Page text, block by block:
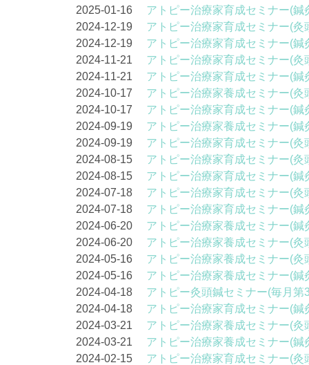
2025-01-16 アトピー治療家育成セミナー(鍼
2024-12-19 アトピー治療家育成セミナー(灸
2024-12-19 アトピー治療家育成セミナー(鍼
2024-11-21 アトピー治療家育成セミナー(灸
2024-11-21 アトピー治療家育成セミナー(鍼
2024-10-17 アトピー治療家養成セミナー(灸
2024-10-17 アトピー治療家育成セミナー(鍼
2024-09-19 アトピー治療家養成セミナー(鍼
2024-09-19 アトピー治療家育成セミナー(灸
2024-08-15 アトピー治療家育成セミナー(灸
2024-08-15 アトピー治療家育成セミナー(鍼
2024-07-18 アトピー治療家育成セミナー(灸
2024-07-18 アトピー治療家育成セミナー(鍼
2024-06-20 アトピー治療家養成セミナー(鍼
2024-06-20 アトピー治療家養成セミナー(灸
2024-05-16 アトピー治療家養成セミナー(灸
2024-05-16 アトピー治療家養成セミナー(鍼
2024-04-18 アトピー灸頭鍼セミナー(毎月第
2024-04-18 アトピー治療家育成セミナー(鍼
2024-03-21 アトピー治療家養成セミナー(灸
2024-03-21 アトピー治療家養成セミナー(鍼
2024-02-15 アトピー治療家育成セミナー(灸